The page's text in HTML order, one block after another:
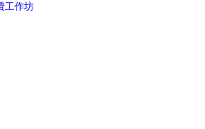
工作坊